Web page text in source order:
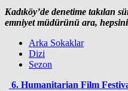
Kadıköy’de denetime takılan
emniyet müdürünü ara,
Arka Sokaklar
Dizi
Sezon
6. Humanitarian Film